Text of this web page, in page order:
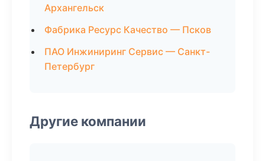
Архангельск
Фабрика Ресурс Качество — Псков
ПАО Инжиниринг Сервис — Санкт-
Петербург
Другие компании